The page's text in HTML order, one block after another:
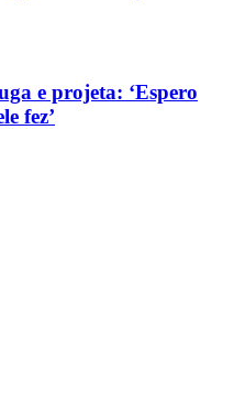
e projeta: ‘Espero
fez’